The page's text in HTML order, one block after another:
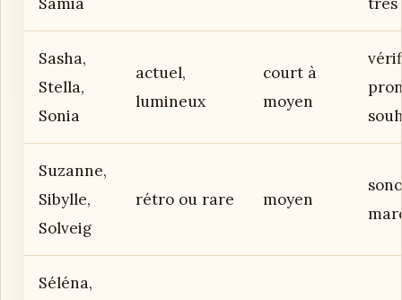
Sasha,
Stella,
Sonia
actuel,
lumineux
court à
moyen
Suzanne,
Sibylle,
Solveig
rétro ou rare moyen
Séléna,